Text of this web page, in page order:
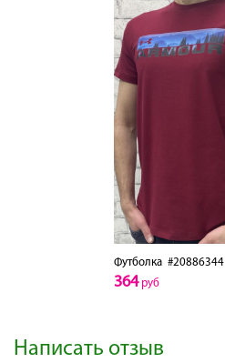
Футболка#20886344
364руб
Написать отзыв